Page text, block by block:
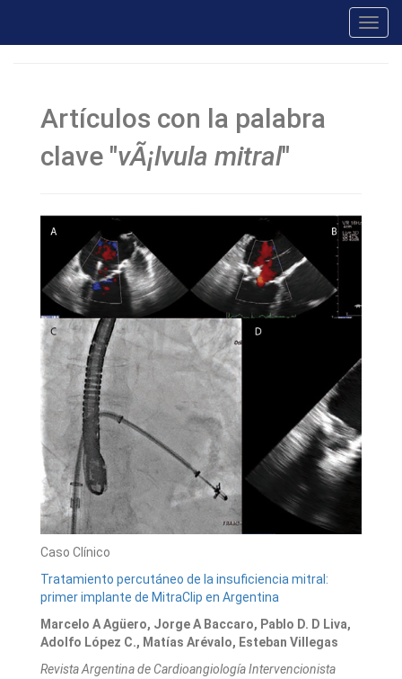
Artículos con la palabra
clave "vÃ¡lvula mitral"
Caso Clínico
Tratamiento percutáneo de la insuficiencia mitral:
primer implante de MitraClip en Argentina
Marcelo A Agüero, Jorge A Baccaro, Pablo D. D Liva,
Adolfo López C., Matías Arévalo, Esteban Villegas
Revista Argentina de Cardioangiologí­a Intervencionista